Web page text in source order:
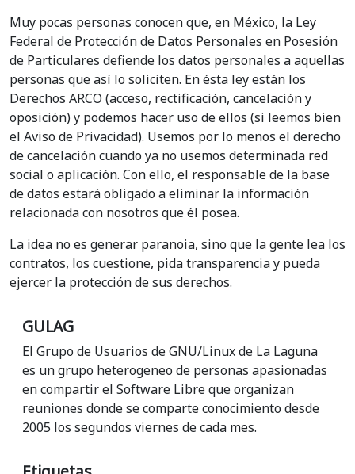
Muy pocas personas conocen que, en México, la Ley
Federal de Protección de Datos Personales en Posesión
de Particulares defiende los datos personales a aquellas
personas que así lo soliciten. En ésta ley están los
Derechos ARCO (acceso, rectificación, cancelación y
oposición) y podemos hacer uso de ellos (si leemos bien
el Aviso de Privacidad). Usemos por lo menos el derecho
de cancelación cuando ya no usemos determinada red
social o aplicación. Con ello, el responsable de la base
de datos estará obligado a eliminar la información
relacionada con nosotros que él posea.
La idea no es generar paranoia, sino que la gente lea los
contratos, los cuestione, pida transparencia y pueda
ejercer la protección de sus derechos.
GULAG
El Grupo de Usuarios de GNU/Linux de La Laguna
es un grupo heterogeneo de personas apasionadas
en compartir el Software Libre que organizan
reuniones donde se comparte conocimiento desde
2005 los segundos viernes de cada mes.